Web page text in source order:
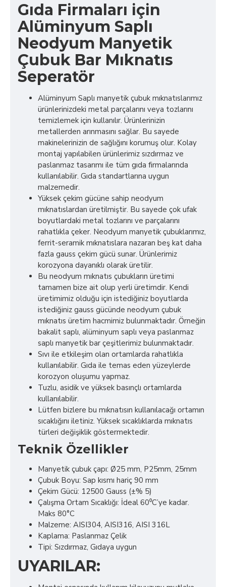
Gıda Firmaları için
Alüminyum Saplı
Neodyum Manyetik
Çubuk Bar Mıknatıs
Seperatör
Alüminyum Saplı manyetik çubuk mıknatıslarımız
ürünlerinizdeki metal parçalarını veya tozlarını
temizlemek için kullanılır. Ürünlerinizin
metallerden arınmasını sağlar. Bu sayede
makinelerinizin de sağlığını korumuş olur. Kolay
montaj yapılabilen ürünlerimiz sızdırmaz ve
paslanmaz tasarımı ile tüm gıda firmalarında
kullanılabilir. Gıda standartlarına uygun
malzemedir.
Yüksek çekim gücüne sahip neodyum
mıknatıslardan üretilmiştir. Bu sayede çok ufak
boyutlardaki metal tozlarını ve parçalarını
rahatlıkla çeker. Neodyum manyetik çubuklarımız,
ferrit-seramik mıknatıslara nazaran beş kat daha
fazla gauss çekim gücü sunar. Ürünlerimiz
korozyona dayanıklı olarak üretilir.
Bu neodyum mıknatıs çubukların üretimi
tamamen bize ait olup yerli üretimdir. Kendi
üretimimiz olduğu için istediğiniz boyutlarda
istediğiniz gauss gücünde neodyum çubuk
mıknatıs üretim hacmimiz bulunmaktadır. Örneğin
bakalit saplı, alüminyum saplı veya paslanmaz
saplı manyetik bar çeşitlerimiz bulunmaktadır.
Sıvı ile etkileşim olan ortamlarda rahatlıkla
kullanılabilir. Gıda ile temas eden yüzeylerde
korozyon oluşumu yapmaz.
Tuzlu, asidik ve yüksek basınçlı ortamlarda
kullanılabilir.
Lütfen bizlere bu mıknatısın kullanılacağı ortamın
sıcaklığını iletiniz. Yüksek sıcaklıklarda mıknatıs
türleri değişiklik göstermektedir.
Teknik Özellikler
Manyetik çubuk çapı: Ø25 mm, P25mm, 25mm
Çubuk Boyu: Sap kısmı hariç 90 mm
Çekim Gücü: 12500 Gauss (±% 5)
Çalışma Ortam Sıcaklığı: İdeal 60⁰C’ye kadar.
Maks 80°C
Malzeme: AISI304, AISI316, AISI 316L
Kaplama: Paslanmaz Çelik
Tipi: Sızdırmaz, Gıdaya uygun
UYARILAR: